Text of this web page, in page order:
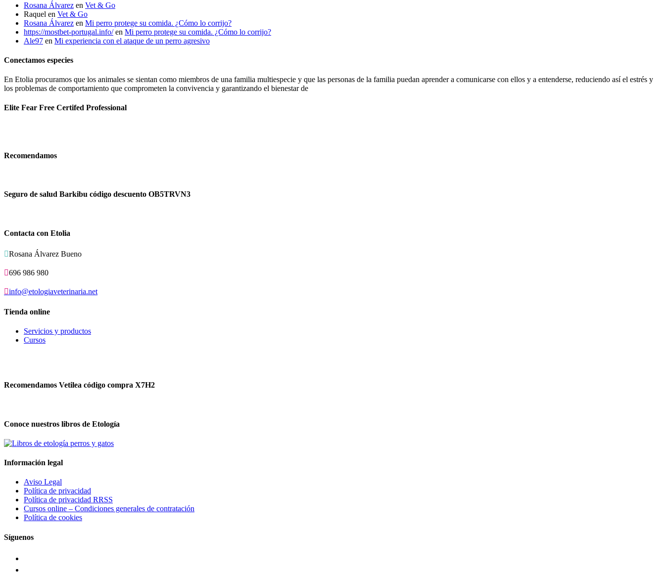
Rosana Álvarez en Vet & Go
Raquel en Vet & Go
Rosana Álvarez en Mi perro protege su comida. ¿Cómo lo corrijo?
https://mostbet-portugal.info/en Mi perro protege su comida. ¿Cómo lo corrijo?
Ale97 en Mi experiencia con el ataque de un perro agresivo
Conectamos especies
En Etolia procuramos que los animales se sientan como miembros de una familia multiespecie y que las personas de la familia puedan aprender a comunicarse con ellos y a entenderse, reduciendo así el estrés y
los problemas de comportamiento que comprometen la convivencia y garantizando el bienestar de
Elite Fear Free Certifed Professional
Recomendamos
Seguro de salud Barkibu código descuento OB5TRVN3
Contacta con Etolia
Rosana Álvarez Bueno
696 986 980
info@etologiaveterinaria.net
Tienda online
Servicios y productos
Cursos
Recomendamos Vetilea código compra X7H2
Conoce nuestros libros de Etología
Información legal
Aviso Legal
Política de privacidad
Política de privacidad RRSS
Cursos online – Condiciones generales de contratación
Política de cookies
Síguenos